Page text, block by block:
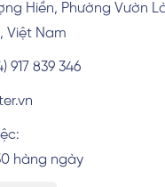
Khám phá tướng số, vận
có lông mày chữ nhất
Hiền, Phường Vườn
Việt Nam
917 839 346
hàng ngày